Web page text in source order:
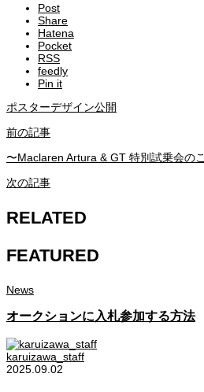
Post
Share
Hatena
Pocket
RSS
feedly
Pin it
ポスターデザイン公開
前の記事
〜Maclaren Artura & GT 特別試乗会の
次の記事
RELATED
FEATURED
News
オークションに入札参加する方法
karuizawa_staff
2025.09.02